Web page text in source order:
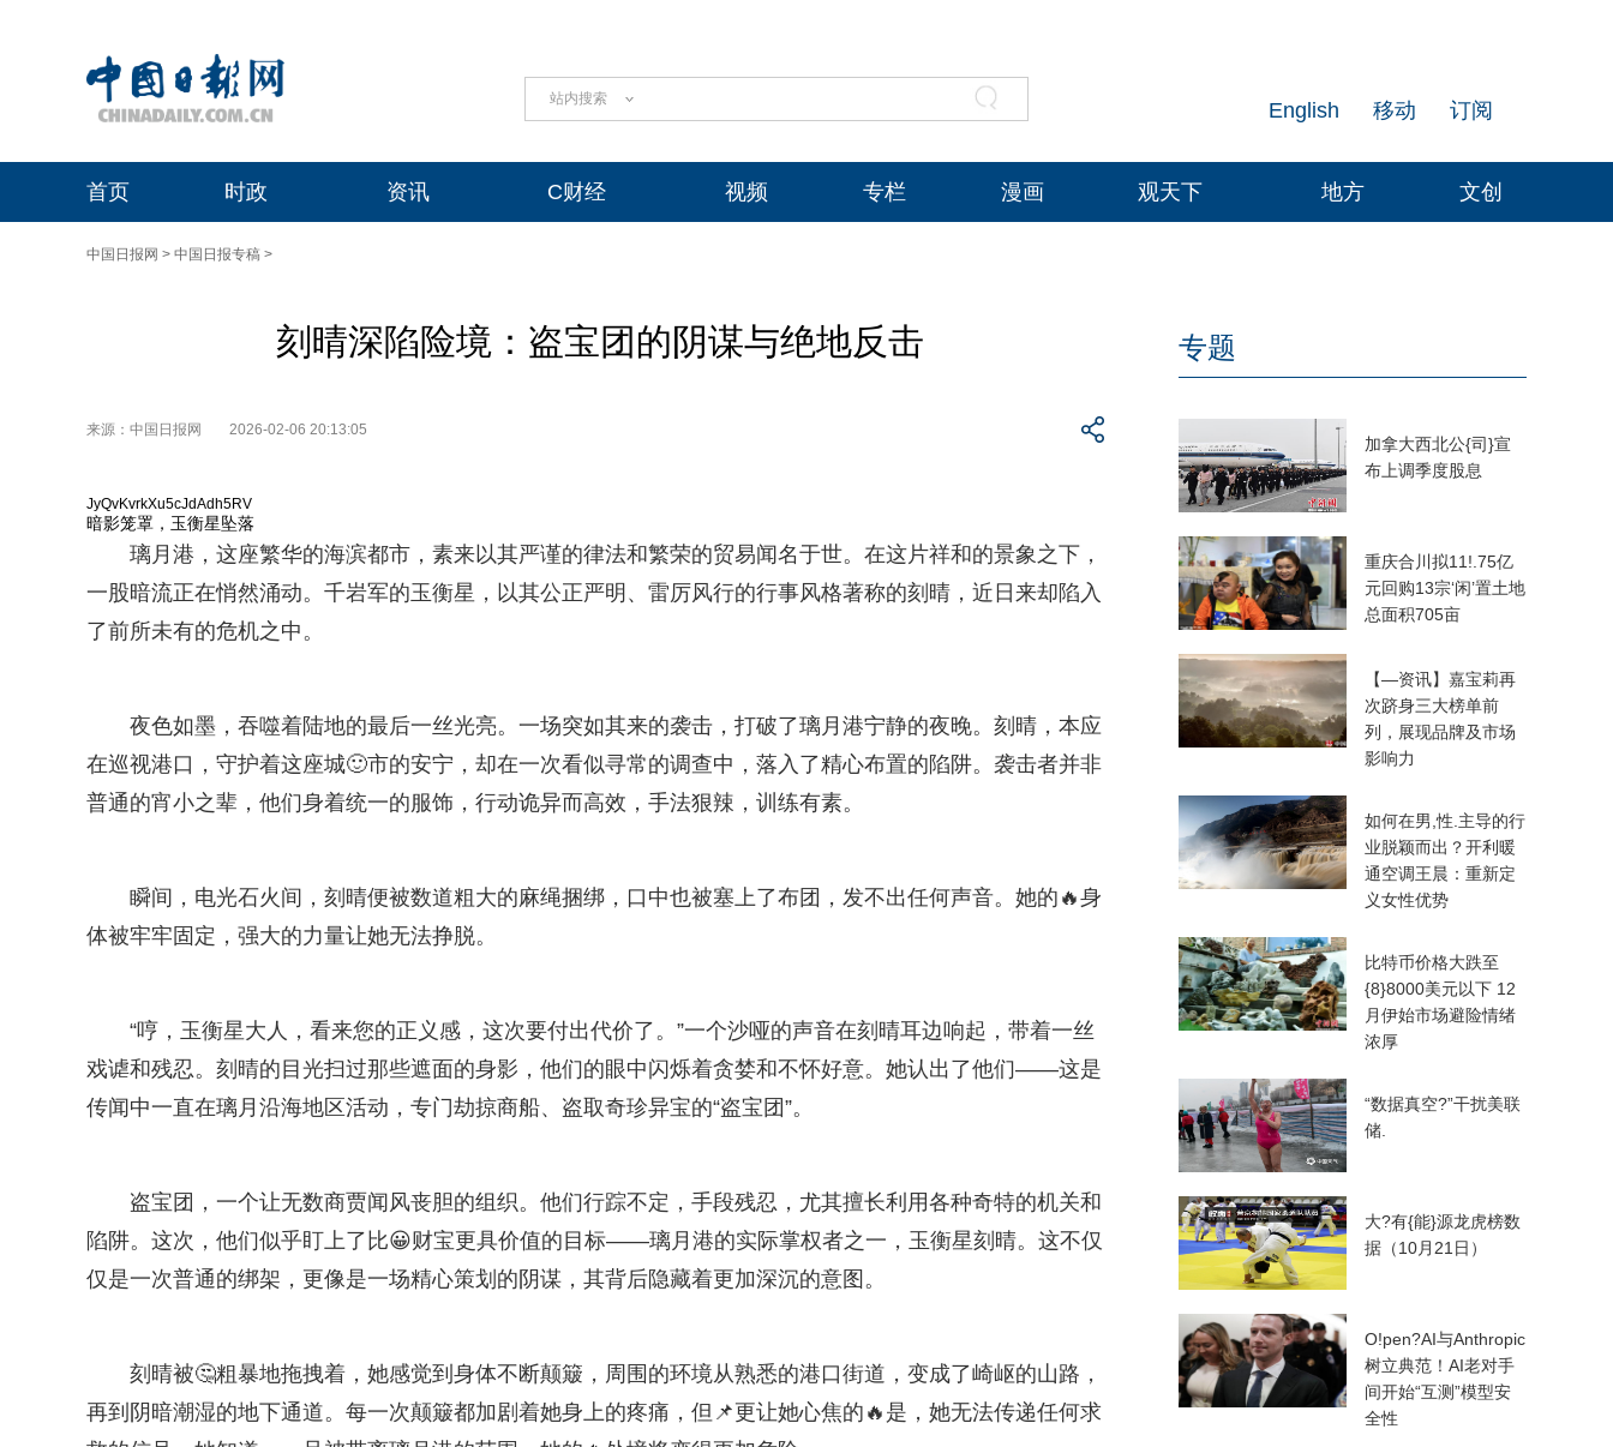
站内搜索 订阅
移动
English
首页 时政 资讯 C财经 视频 专栏 漫画 观天下 地方 文创
中国日报网 > 中国日报专稿 >
刻晴深陷险境：盗宝团的阴谋与绝地反击
来源：中国日报网 2026-02-06 20:13:05
JyQvKvrkXu5cJdAdh5RV
暗影笼罩，玉衡星坠落
璃月港，这座繁华的海滨都市，素来以其严谨的律法和繁荣的贸易闻名于世。在这片祥和的景象之下，
一股暗流正在悄然涌动。千岩军的玉衡星，以其公正严明、雷厉风行的行事风格著称的刻晴，近日来却陷入
了前所未有的危机之中。
夜色如墨，吞噬着陆地的最后一丝光亮。一场突如其来的袭击，打破了璃月港宁静的夜晚。刻晴，本应
在巡视港口，守护着这座城🙂市的安宁，却在一次看似寻常的调查中，落入了精心布置的陷阱。袭击者并非
普通的宵小之辈，他们身着统一的服饰，行动诡异而高效，手法狠辣，训练有素。
瞬间，电光石火间，刻晴便被数道粗大的麻绳捆绑，口中也被塞上了布团，发不出任何声音。她的🔥身
体被牢牢固定，强大的力量让她无法挣脱。
“哼，玉衡星大人，看来您的正义感，这次要付出代价了。”一个沙哑的声音在刻晴耳边响起，带着一丝
戏谑和残忍。刻晴的目光扫过那些遮面的身影，他们的眼中闪烁着贪婪和不怀好意。她认出了他们——这是
传闻中一直在璃月沿海地区活动，专门劫掠商船、盗取奇珍异宝的“盗宝团”。
盗宝团，一个让无数商贾闻风丧胆的组织。他们行踪不定，手段残忍，尤其擅长利用各种奇特的机关和
陷阱。这次，他们似乎盯上了比😀财宝更具价值的目标——璃月港的实际掌权者之一，玉衡星刻晴。这不仅
仅是一次普通的绑架，更像是一场精心策划的阴谋，其背后隐藏着更加深沉的意图。
刻晴被🤔粗暴地拖拽着，她感觉到身体不断颠簸，周围的环境从熟悉的港口街道，变成了崎岖的山路，
再到阴暗潮湿的地下通道。每一次颠簸都加剧着她身上的疼痛，但📌更让她心焦的🔥是，她无法传递任何求
专题
加拿大西北公{司}宣
布上调季度股息
重庆合川拟11!.75亿
元回购13宗‘闲’置土地
总面积705亩
【—资讯】嘉宝莉再
次跻身三大榜单前
列，展现品牌及市场
影响力
如何在男,性.主导的行
业脱颖而出？开利暖
通空调王晨：重新定
义女性优势
比特币价格大跌至
{8}8000美元以下 12
月伊始市场避险情绪
浓厚
“数据真空?”干扰美联
储.
大?有{能}源龙虎榜数
据（10月21日）
O!pen?AI与Anthropic
树立典范！AI老对手
间开始“互测”模型安
全性